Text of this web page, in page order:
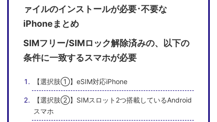
ァイルのインストールが必要･不要な
iPhoneまとめ
SIMフリー/SIMロック解除済みの、以下の
条件に一致するスマホが必要
【選択肢①】eSIM対応iPhone
【選択肢②】SIMスロット2つ搭載しているAndroid
スマホ